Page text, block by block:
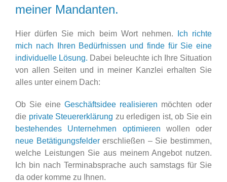
meiner Mandanten.
Hier dürfen Sie mich beim Wort nehmen.
Ich richte
mich nach Ihren Bedürfnissen und finde für Sie eine
individuelle Lösung. Dabei beleuchte ich Ihre Situation
von allen Seiten und in meiner Kanzlei erhalten Sie
alles unter einem Dach:
Ob Sie eine Geschäftsidee realisieren möchten oder
die private Steuererklärung zu erledigen ist, ob Sie ein
bestehendes Unternehmen optimieren wollen oder
neue Betätigungsfeldererschließen – Sie bestimmen,
welche Leistungen Sie aus meinem Angebot nutzen.
Ich bin nach Terminabsprache auch samstags für Sie
da oder komme zu Ihnen.